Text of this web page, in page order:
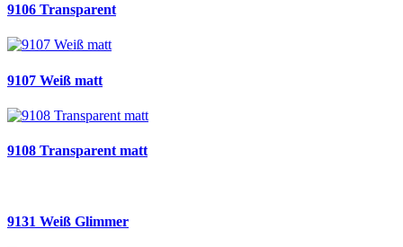
9106 Transparent
9107 Weiß matt
9108 Transparent matt
9131 Weiß Glimmer